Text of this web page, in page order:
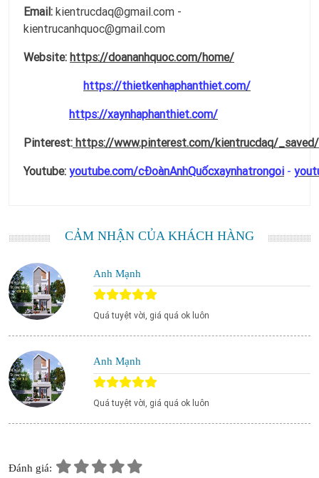
Email: kientrucdaq@gmail.com -
kientrucanhquoc@gmail.com
Website: https://doananhquoc.com/home/
https://thietkenhaphanthiet.com/
https://xaynhaphanthiet.com/
Pinterest: https://www.pinterest.com/kientrucdaq/_saved/
Youtube: youtube.com/cĐoànAnhQuốcxaynhatrongoi -
CẢM NHẬN CỦA KHÁCH HÀNG
Anh Mạnh
Quá tuyệt vời, giá quá ok luôn
Anh Mạnh
Quá tuyệt vời, giá quá ok luôn
Đánh giá: